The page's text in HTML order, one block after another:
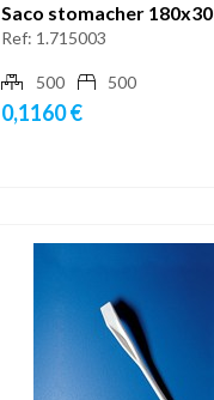
Saco stomacher
Ref: 1.715003
500 500
0,1160 €